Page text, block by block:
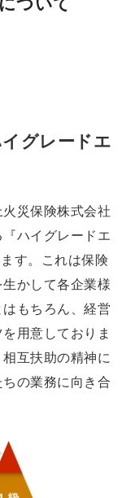
ついて
グレードエ
災保険株式会社
ハイグレードエ
す。これは保険
かして各企業様
もちろん、経営
用意しておりま
互扶助の精神に
の業務に向き合